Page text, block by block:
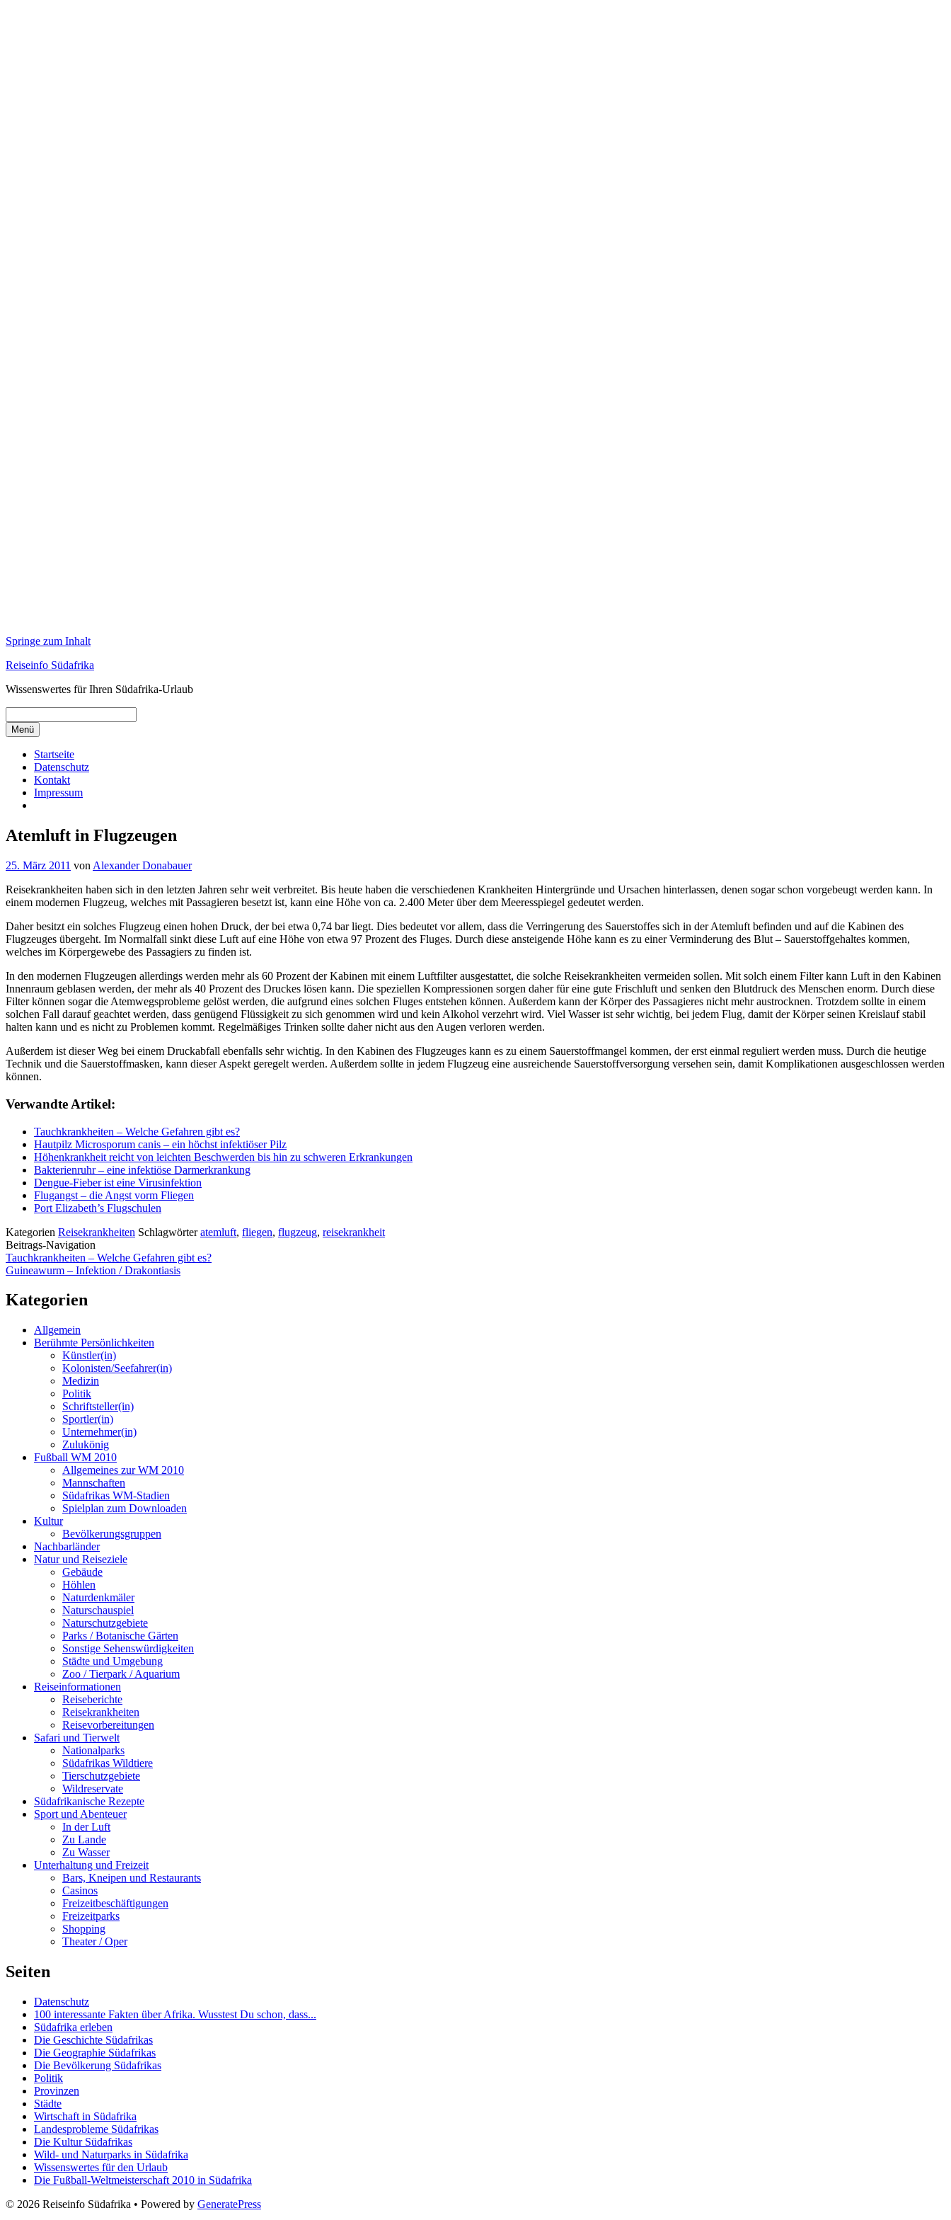
Springe zum Inhalt
Reiseinfo Südafrika
Wissenswertes für Ihren Südafrika-Urlaub
Menü
Startseite
Datenschutz
Kontakt
Impressum
Atemluft in Flugzeugen
25. März 2011 von Alexander Donabauer
Reisekrankheiten haben sich in den letzten Jahren sehr weit verbreitet. Bis heute haben die verschiedenen Krankheiten Hintergründe und Ursachen hinterlassen, denen sogar schon vorgebeugt werden kann. In
einem modernen Flugzeug, welches mit Passagieren besetzt ist, kann eine Höhe von ca. 2.400 Meter über dem Meeresspiegel gedeutet werden.
Daher besitzt ein solches Flugzeug einen hohen Druck, der bei etwa 0,74 bar liegt. Dies bedeutet vor allem, dass die Verringerung des Sauerstoffes sich in der Atemluft befinden und auf die Kabinen des
Flugzeuges übergeht. Im Normalfall sinkt diese Luft auf eine Höhe von etwa 97 Prozent des Fluges. Durch diese ansteigende Höhe kann es zu einer Verminderung des Blut – Sauerstoffgehaltes kommen,
welches im Körpergewebe des Passagiers zu finden ist.
In den modernen Flugzeugen allerdings werden mehr als 60 Prozent der Kabinen mit einem Luftfilter ausgestattet, die solche Reisekrankheiten vermeiden sollen. Mit solch einem Filter kann Luft in den Kabinen
Innenraum geblasen werden, der mehr als 40 Prozent des Druckes lösen kann. Die speziellen Kompressionen sorgen daher für eine gute Frischluft und senken den Blutdruck des Menschen enorm. Durch diese
Filter können sogar die Atemwegsprobleme gelöst werden, die aufgrund eines solchen Fluges entstehen können. Außerdem kann der Körper des Passagieres nicht mehr austrocknen. Trotzdem sollte in einem
solchen Fall darauf geachtet werden, dass genügend Flüssigkeit zu sich genommen wird und kein Alkohol verzehrt wird. Viel Wasser ist sehr wichtig, bei jedem Flug, damit der Körper seinen Kreislauf stabil
halten kann und es nicht zu Problemen kommt. Regelmäßiges Trinken sollte daher nicht aus den Augen verloren werden.
Außerdem ist dieser Weg bei einem Druckabfall ebenfalls sehr wichtig. In den Kabinen des Flugzeuges kann es zu einem Sauerstoffmangel kommen, der erst einmal reguliert werden muss. Durch die heutige
Technik und die Sauerstoffmasken, kann dieser Aspekt geregelt werden. Außerdem sollte in jedem Flugzeug eine ausreichende Sauerstoffversorgung versehen sein, damit Komplikationen ausgeschlossen werden
können.
Verwandte Artikel:
Tauchkrankheiten – Welche Gefahren gibt es?
Hautpilz Microsporum canis – ein höchst infektiöser Pilz
Höhenkrankheit reicht von leichten Beschwerden bis hin zu schweren Erkrankungen
Bakterienruhr – eine infektiöse Darmerkrankung
Dengue-Fieber ist eine Virusinfektion
Flugangst – die Angst vorm Fliegen
Port Elizabeth’s Flugschulen
Kategorien Reisekrankheiten Schlagwörteratemluft, fliegen, flugzeug, reisekrankheit
Beitrags-Navigation
Tauchkrankheiten – Welche Gefahren gibt es?
Guineawurm – Infektion / Drakontiasis
Kategorien
Allgemein
Berühmte Persönlichkeiten
Künstler(in)
Kolonisten/Seefahrer(in)
Medizin
Politik
Schriftsteller(in)
Sportler(in)
Unternehmer(in)
Zulukönig
Fußball WM 2010
Allgemeines zur WM 2010
Mannschaften
Südafrikas WM-Stadien
Spielplan zum Downloaden
Kultur
Bevölkerungsgruppen
Nachbarländer
Natur und Reiseziele
Gebäude
Höhlen
Naturdenkmäler
Naturschauspiel
Naturschutzgebiete
Parks / Botanische Gärten
Sonstige Sehenswürdigkeiten
Städte und Umgebung
Zoo / Tierpark / Aquarium
Reiseinformationen
Reiseberichte
Reisekrankheiten
Reisevorbereitungen
Safari und Tierwelt
Nationalparks
Südafrikas Wildtiere
Tierschutzgebiete
Wildreservate
Südafrikanische Rezepte
Sport und Abenteuer
In der Luft
Zu Lande
Zu Wasser
Unterhaltung und Freizeit
Bars, Kneipen und Restaurants
Casinos
Freizeitbeschäftigungen
Freizeitparks
Shopping
Theater / Oper
Seiten
Datenschutz
100 interessante Fakten über Afrika. Wusstest Du schon, dass...
Südafrika erleben
Die Geschichte Südafrikas
Die Geographie Südafrikas
Die Bevölkerung Südafrikas
Politik
Provinzen
Städte
Wirtschaft in Südafrika
Landesprobleme Südafrikas
Die Kultur Südafrikas
Wild- und Naturparks in Südafrika
Wissenswertes für den Urlaub
Die Fußball-Weltmeisterschaft 2010 in Südafrika
© 2026 Reiseinfo Südafrika • Powered by GeneratePress